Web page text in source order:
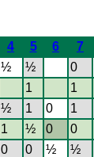
4 5 6 7
½ ½ 0
1 1
½ 1 0 1
1 ½ 0 0
0 0 ½ ½